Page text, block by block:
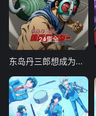
24集全
东岛丹三郎想成为假面骑士